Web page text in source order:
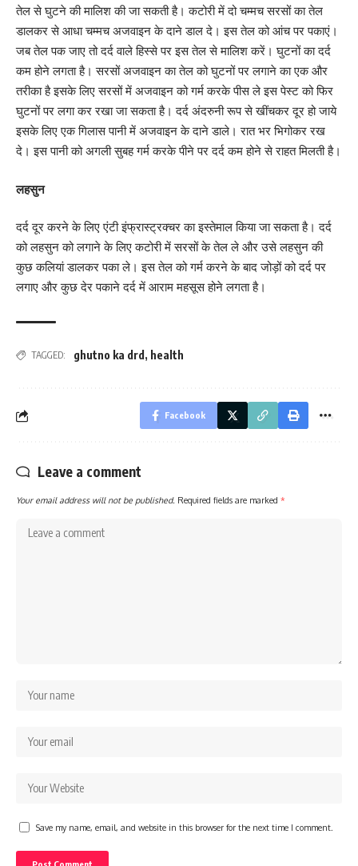
तेल से घुटने की मालिश की जा सकती है। कटोरी में दो चम्मच सरसों का तेल
डालकर से आधा चम्मच अजवाइन के दाने डाल दे। इस तेल को आंच पर पकाएं।
जब तेल पक जाए तो दर्द वाले हिस्से पर इस तेल से मालिश करें। घुटनों का दर्द
कम होने लगता है। सरसों अजवाइन का तेल को घुटनों पर लगाने का एक और
तरीका है इसके लिए सरसों में अजवाइन को गर्म करके पीस ले इस पेस्ट को फिर
घुटनों पर लगा कर रखा जा सकता है। दर्द अंदरुनी रूप से खींचकर दूर हो जाये
इसके लिए एक गिलास पानी में अजवाइन के दाने डाले। रात भर भिगोकर रख
दे। इस पानी को अगली सुबह गर्म करके पीने पर दर्द कम होने से राहत मिलती है।
लहसुन
दर्द दूर करने के लिए एंटी इंफ्रास्ट्रक्चर का इस्तेमाल किया जा सकता है। दर्द
को लहसुन को लगाने के लिए कटोरी में सरसों के तेल ले और उसे लहसुन की
कुछ कलियां डालकर पका ले। इस तेल को गर्म करने के बाद जोड़ों को दर्द पर
लगाए और कुछ देर पकाने दर्द में आराम महसूस होने लगता है।
TAGGED: ghutno ka drd , health
Facebook
Leave a comment
Your email address will not be published. Required fields are marked *
Save my name, email, and website in this browser for the next time I comment.